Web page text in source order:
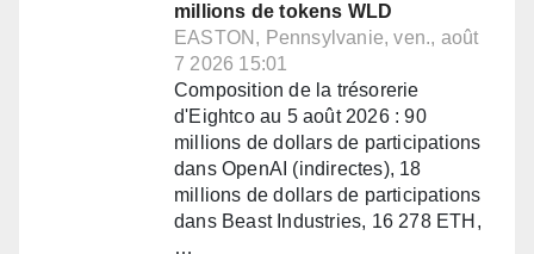
millions de tokens WLD
EASTON, Pennsylvanie, ven., août
7 2026 15:01
Composition de la trésorerie
d'Eightco au 5 août 2026 : 90
millions de dollars de participations
dans OpenAI (indirectes), 18
millions de dollars de participations
dans Beast Industries, 16 278 ETH,
…